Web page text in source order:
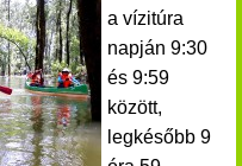
a vízitúra
napján 9:30
és 9:59
között,
legkésőbb 9